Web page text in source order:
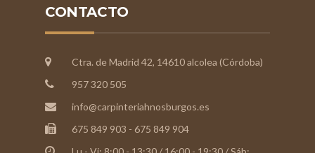
CONTACTO
Ctra. de Madrid 42, 14610 alcolea (Córdoba)
957 320 505
info@carpinteriahnosburgos.es
675 849 903 - 675 849 904